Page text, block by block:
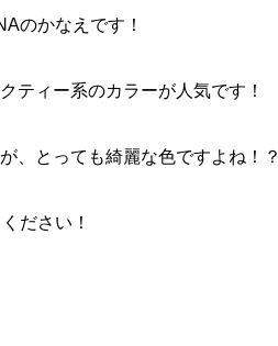
のかなえです！
ティー系のカラーが人気です！
、とっても綺麗な色ですよね！？
ださい！